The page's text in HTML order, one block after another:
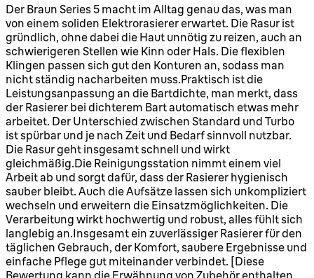
5 Sterne von maximal 5
Der Braun Series 5 macht im Alltag genau das, was man
von einem soliden Elektrorasierer erwartet. Die Rasur ist
gründlich, ohne dabei die Haut unnötig zu reizen, auch an
schwierigeren Stellen wie Kinn oder Hals. Die flexiblen
Klingen passen sich gut den Konturen an, sodass man
nicht ständig nacharbeiten muss.Praktisch ist die
Leistungsanpassung an die Bartdichte, man merkt, dass
der Rasierer bei dichterem Bart automatisch etwas mehr
arbeitet. Der Unterschied zwischen Standard und Turbo
ist spürbar und je nach Zeit und Bedarf sinnvoll nutzbar.
Die Rasur geht insgesamt schnell und wirkt
gleichmäßig.Die Reinigungsstation nimmt einem viel
Arbeit ab und sorgt dafür, dass der Rasierer hygienisch
sauber bleibt. Auch die Aufsätze lassen sich unkompliziert
wechseln und erweitern die Einsatzmöglichkeiten. Die
Verarbeitung wirkt hochwertig und robust, alles fühlt sich
langlebig an.Insgesamt ein zuverlässiger Rasierer für den
täglichen Gebrauch, der Komfort, saubere Ergebnisse und
einfache Pflege gut miteinander verbindet. [Diese
Bewertung kann die Erwähnung von Zubehör enthalten,